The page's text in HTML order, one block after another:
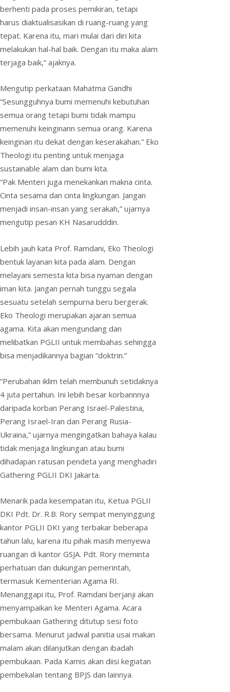
berhenti pada proses pemikiran, tetapi
harus diaktualisasikan di ruang-ruang yang
tepat. Karena itu, mari mulai dari diri kita
melakukan hal-hal baik. Dengan itu maka alam
terjaga baik,” ajaknya.
Mengutip perkataan Mahatma Gandhi
“Sesungguhnya bumi memenuhi kebutuhan
semua orang tetapi bumi tidak mampu
memenuhi keinginann semua orang. Karena
keinginan itu dekat dengan keserakahan.” Eko
Theologi itu penting untuk menjaga
sustainable alam dan bumi kita.
“Pak Menteri juga menekankan makna cinta.
Cinta sesama dan cinta lingkungan. Jangan
menjadi insan-insan yang serakah,” ujarnya
mengutip pesan KH Nasarudddin.
Lebih jauh kata Prof. Ramdani, Eko Theologi
bentuk layanan kita pada alam. Dengan
melayani semesta kita bisa nyaman dengan
iman kita. Jangan pernah tunggu segala
sesuatu setelah sempurna beru bergerak.
Eko Theologi merupakan ajaran semua
agama. Kita akan mengundang dan
melibatkan PGLII untuk membahas sehingga
bisa menjadikannya bagian “doktrin.”
“Perubahan iklim telah membunuh setidaknya
4 juta pertahun. Ini lebih besar korbannnya
daripada korban Perang Israel-Palestina,
Perang Israel-Iran dan Perang Rusia-
Ukraina,” ujarnya mengingatkan bahaya kalau
tidak menjaga lingkungan atau bumi
dihadapan ratusan pendeta yang menghadiri
Gathering PGLII DKI Jakarta.
Menarik pada kesempatan itu, Ketua PGLII
DKI Pdt. Dr. R.B. Rory sempat menyinggung
kantor PGLII DKI yang terbakar beberapa
tahun lalu, karena itu pihak masih menyewa
ruangan di kantor GSJA. Pdt. Rory meminta
perhatuan dan dukungan pemerintah,
termasuk Kementerian Agama RI.
Menanggapi itu, Prof. Ramdani berjanji akan
menyampaikan ke Menteri Agama. Acara
pembukaan Gathering ditutup sesi foto
bersama. Menurut jadwal panitia usai makan
malam akan dilanjutkan dengan ibadah
pembukaan. Pada Kamis akan diisi kegiatan
pembekalan tentang BPJS dan lainnya.